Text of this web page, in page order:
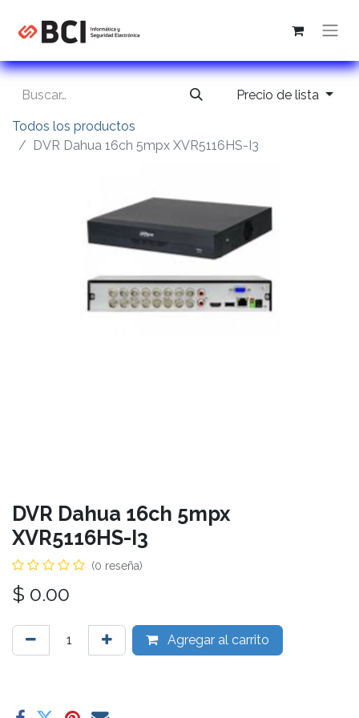
Precio de lista
Todos los productos
DVR Dahua 16ch 5mpx XVR5116HS-I3
DVR Dahua 16ch 5mpx
XVR5116HS-I3
(0 reseña)
$ 0.00
Agregar al carrito